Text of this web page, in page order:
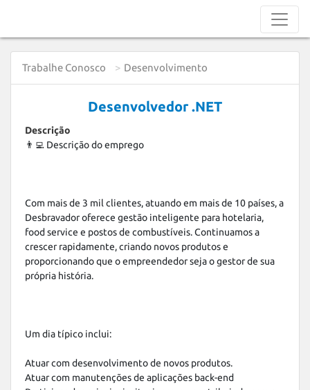
Trabalhe Conosco Desenvolvimento
Desenvolvedor .NET
Descrição
👨‍💻 Descrição do emprego
Com mais de 3 mil clientes, atuando em mais de 10 países, a
Desbravador oferece gestão inteligente para hotelaria,
food service e postos de combustíveis. Continuamos a
crescer rapidamente, criando novos produtos e
proporcionando que o empreendedor seja o gestor de sua
própria história.
Um dia típico inclui:
Atuar com desenvolvimento de novos produtos.
Atuar com manutenções de aplicações back-end